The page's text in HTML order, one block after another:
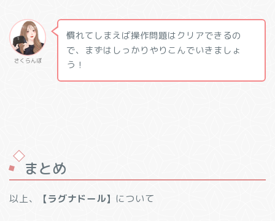
さくらんぼ
慣れてしまえば操作問題はクリアできるの
で、まずはしっかりやりこんでいきましょ
う！
まとめ
以上、 【ラグナドール】 について